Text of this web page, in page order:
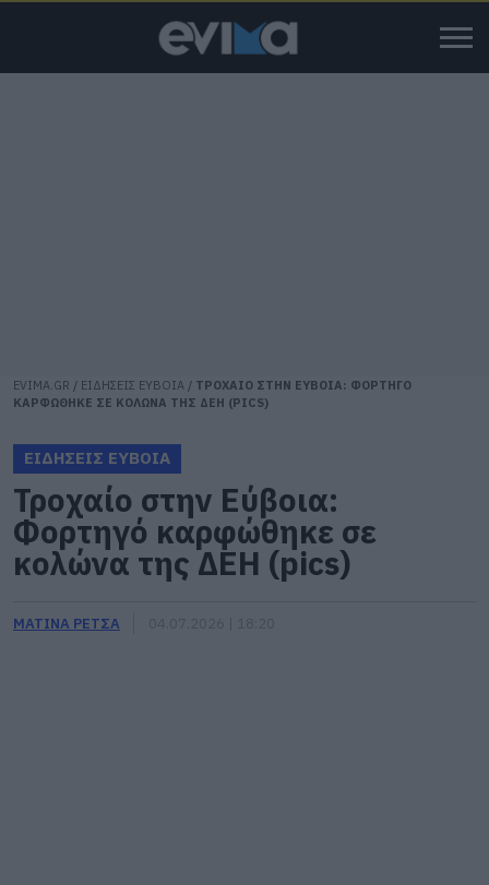
EVIMA.GR / ΕΙΔΗΣΕΙΣ ΕΥΒΟΙΑ / ΤΡΟΧΑΙΟ ΣΤΗΝ ΕΥΒΟΙΑ: ΦΟΡΤΗΓΟ
ΚΑΡΦΩΘΗΚΕ ΣΕ ΚΟΛΩΝΑ ΤΗΣ ΔΕΗ (PICS)
ΕΙΔΗΣΕΙΣ ΕΥΒΟΙΑ
Τροχαίο στην Εύβοια:
Φορτηγό καρφώθηκε σε
κολώνα της ΔΕΗ (pics)
ΜΑΤΙΝΑ ΡΕΤΣΑ